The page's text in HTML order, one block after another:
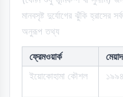
মানবসৃষ্ট দুর্যোগের ঝুঁকি হ্রাসের
অনুরূপ তথ্য
ফ্রেমওয়ার্ক মেয়াদ
ইয়োকোহামা কৌশল
১৯৯৪